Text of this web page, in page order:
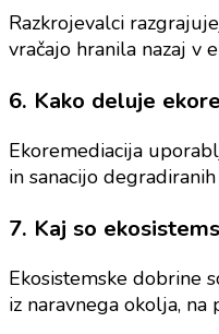
Razkrojevalci
vračajo hranila nazaj v
6. Kako deluje
Ekoremediacija
in sanacijo
7. Kaj so
Ekosistemske dobrine
iz naravnega okolja, na